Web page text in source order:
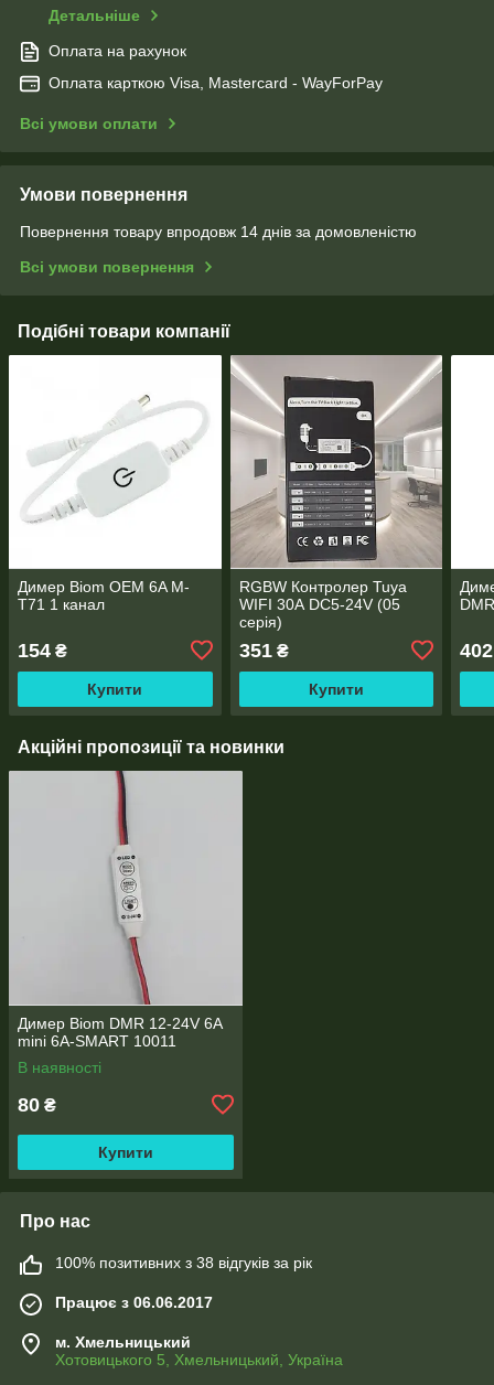
Детальніше
Оплата на рахунок
Оплата карткою Visa, Mastercard - WayForPay
Всі умови оплати
Умови повернення
Повернення товару впродовж 14 днів за домовленістю
Всі умови повернення
Подібні товари компанії
Димер Biom OEM 6A M-
T71 1 канал
154 ₴
Купити
RGBW Контролер Tuya
WIFI 30А DC5-24V (05
серія)
351₴
Купити
402
Акційні пропозиції та новинки
Димер Biom DMR 12-24V 6A
mini 6A-SMART 10011
В наявності
80 ₴
Купити
Про нас
100% позитивних з 38 відгуків за рік
Працює з 06.06.2017
м. Хмельницький
Хотовицького 5, Хмельницький, Україна